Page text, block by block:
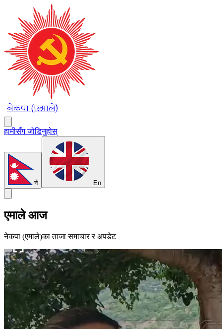
नेकपा (एमाले)
हामीसँग जोडिनुहोस्
ने En
एमाले आज
नेकपा (एमाले)का ताजा समाचार र अपडेट